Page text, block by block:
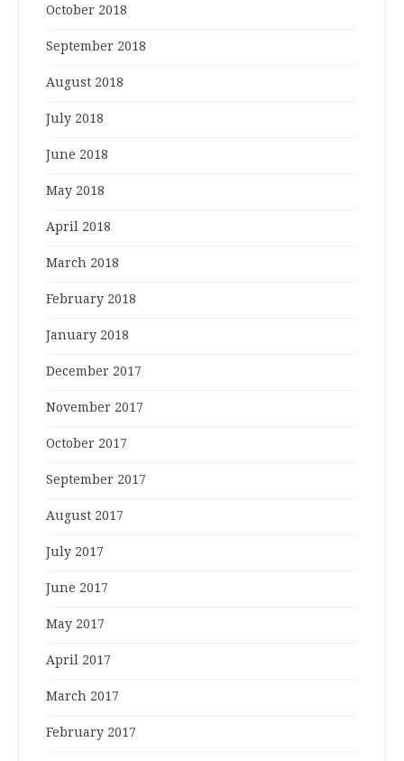
October 2018
September 2018
August 2018
July 2018
June 2018
May 2018
April 2018
March 2018
February 2018
January 2018
December 2017
November 2017
October 2017
September 2017
August 2017
July 2017
June 2017
May 2017
April 2017
March 2017
February 2017